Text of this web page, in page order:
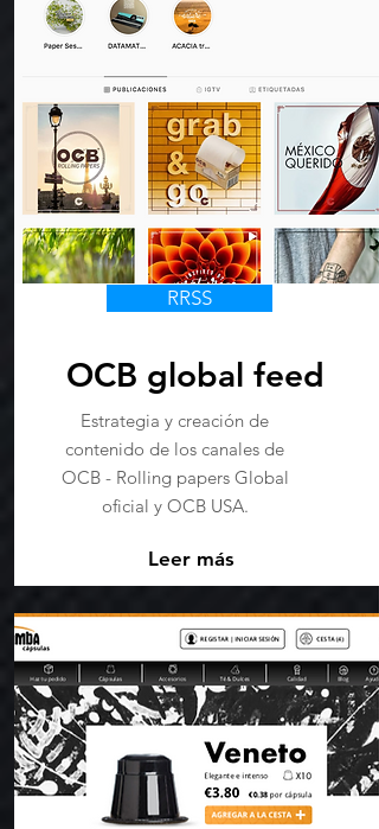
RRSS
OCB global feed
Estrategia y creación de
contenido de los canales de
OCB - Rolling papers Global
oficial y OCB USA.
Leer más